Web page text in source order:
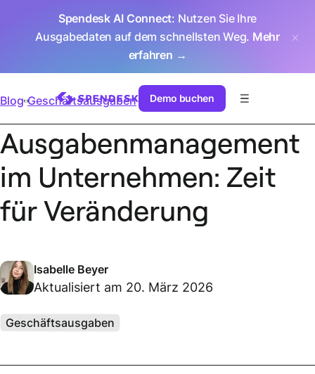
Spendesk AI Connect: Nutzen Sie Ihre
Ausgabedaten auf dem schnellsten Weg. Mehr
erfahren →
Demo buchen
Blog Geschäftsausgaben
Ausgabenmanagement
im Unternehmen: Zeit
für Veränderung
Isabelle Beyer
Aktualisiert am 20. März 2026
Geschäftsausgaben